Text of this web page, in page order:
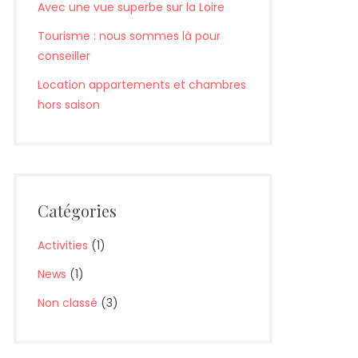
Avec une vue superbe sur la Loire
Tourisme : nous sommes là pour
conseiller
Location appartements et chambres
hors saison
Catégories
Activities (1)
News (1)
Non classé (3)